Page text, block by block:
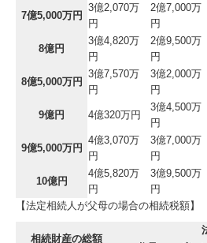
7億5,000万円
3億2,070万
円
2億7,000万
円
8億円
3億4,820万
円
2億9,500万
円
8億5,000万円
3億7,570万
円
3億2,000万
円
9億円 4億320万円
3億4,500万
円
9億5,000万円
4億3,070万
円
3億7,000万
円
10億円
4億5,820万
円
3億9,500万
円
【法定相続人が父母の場合の相続税額】
相続財産の総額